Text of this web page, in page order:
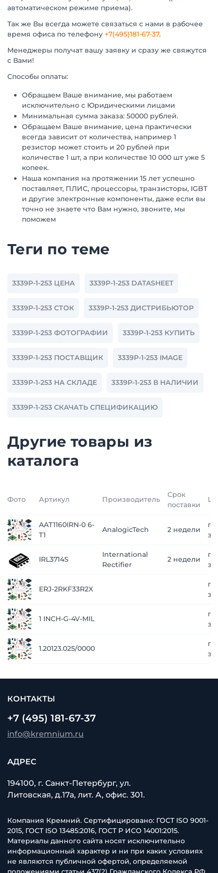
автоматическом режиме приема).
Так же Вы всегда можете связаться с нами в рабочее
время офиса по телефону +7(495)181-67-37.
Менеджеры получат вашу заявку и сразу же свяжутся
с Вами!
Способы оплаты:
Обращаем Ваше внимание, мы работаем
исключительно с Юридическими лицами
Минимальная сумма заказа: 50000 рублей.
Обращаем Ваше внимание, цена практически
всегда зависит от количества, например 1
резистор может стоить и 20 рублей при
количестве 1 шт, а при количестве 10 000 шт уже 5
копеек.
Наша компания на протяжении 15 лет успешно
поставляет, ПЛИС, процессоры, транзисторы, IGBT
и другие электронные компоненты, даже если вы
точно не знаете что Вам нужно, звоните, мы
поможем
Теги по теме
3339P-1-253 ЦЕНА 3339P-1-253 DATASHEET
3339P-1-253 СТОК 3339P-1-253 ДИСТРИБЬЮТОР
3339P-1-253 ФОТОГРАФИИ 3339P-1-253 КУПИТЬ
3339P-1-253 ПОСТАВЩИК 3339P-1-253 IMAGE
3339P-1-253 НА СКЛАДЕ 3339P-1-253 В НАЛИЧИИ
3339P-1-253 СКАЧАТЬ СПЕЦИФИКАЦИЮ
Другие товары из
каталога
Фото Артикул Производитель
Срок
поставки
AAT1160IRN-0 6-
T1
AnalogicTech 2 недели
по
IRL3714S
International
Rectifier
2 недели
по
ERJ-2RKF33R2X
по
1 INCH-G-4V-MIL
по
1.20123.025/0000
по
КОНТАКТЫ
+7 (495) 181-67-37
info@kremnium.ru
АДРЕС
194100, г. Санкт-Петербург, ул.
Литовская, д.17а, лит. А, офис. 301.
Компания Кремний. Сертифицировано: ГОСТ ISO 9001-
2015, ГОСТ ISO 13485:2016, ГОСТ Р ИСО 14001:2015.
Материалы данного сайта носят исключительно
информационный характер и ни при каких условиях
не являются публичной офертой, определяемой